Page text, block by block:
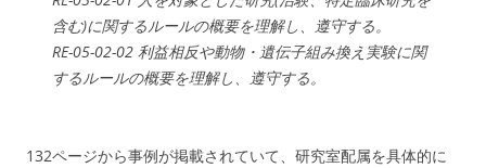
含む)に関するルールの概要を理解し、遵守する。
RE-05-02-02 利益相反や動物・遺伝子組み換え実験に関
するルールの概要を理解し、遵守する。
132ページから事例が掲載されていて、研究室配属を具体的に